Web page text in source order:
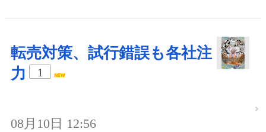
転売対策、試行錯誤も各社注
力
1
08月10日 12:56